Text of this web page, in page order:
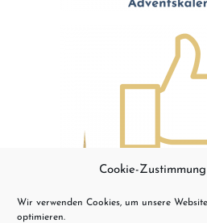
Cookie-
Wir verwenden Cookies, um unsere
optimieren.